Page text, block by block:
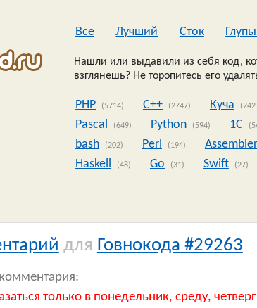
Все Лучший Сток
Нашли или выдавили из себя код,
взглянешь? Не торопитесь его
PHP (5714) C++ (2747) Куча
Pascal (649) Python (594) 1C
bash (202) Perl (194) Assembler
Haskell (48) Go (31) Swift (27)
для Говнокода #29263
только в понедельник, среду,